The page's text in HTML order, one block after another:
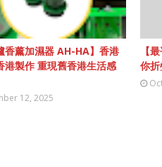
香薰加濕器 AH-HA】香港
港製作 重現舊香港生活感
12, 2025
【
你